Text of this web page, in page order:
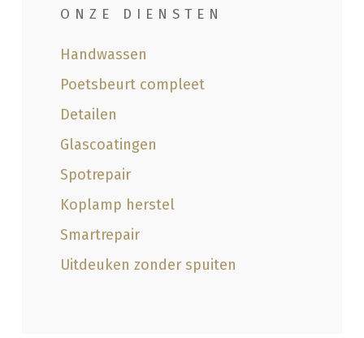
ONZE DIENSTEN
Handwassen
Poetsbeurt compleet
Detailen
Glascoatingen
Spotrepair
Koplamp herstel
Smartrepair
Uitdeuken zonder spuiten